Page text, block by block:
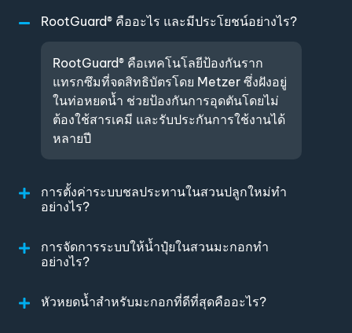
RootGuard® คืออะไร และมีประโยชน์อย่างไร?
RootGuard® คือเทคโนโลยีป้องกันราก
แทรกซึมที่จดสิทธิบัตรโดย Metzer ซึ่งฝังอยู่
ในท่อหยดน้ำ ช่วยป้องกันการอุดตันโดยไม่
ต้องใช้สารเคมี และรับประกันการใช้งานได้
หลายปี
การตั้งค่าระบบชลประทานในสวนปลูกใหม่ทำ
อย่างไร?
การจัดการระบบให้น้ำปุ๋ยในสวนมะกอกทำ
อย่างไร?
หัวหยดน้ำสำหรับมะกอกที่ดีที่สุดคืออะไร?